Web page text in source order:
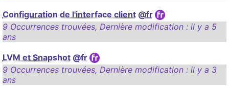
Configuration de l'interface client @fr
9 Occurrences trouvées, Dernière modification : il y a 5
ans
LVM et Snapshot @fr
9 Occurrences trouvées, Dernière modification : il y a 3
ans